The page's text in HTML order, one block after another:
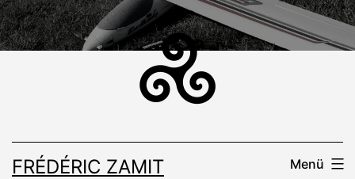
Zum
Inhalt
FRÉDÉRIC ZAMIT Menü